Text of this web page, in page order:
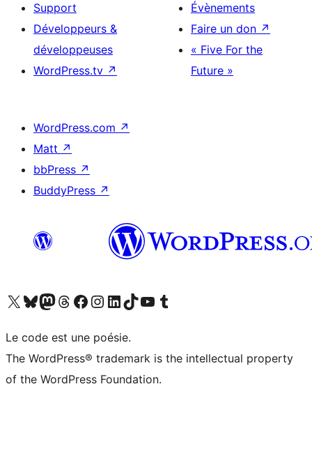
Support
Développeurs &
développeuses
WordPress.tv ↗
Évènements
Faire un don ↗
« Five For the
Future »
WordPress.com ↗
Matt ↗
bbPress ↗
BuddyPress ↗
Visitez notre compte X (précédemment Twitter)
Visiter notre compte Bluesky
Visiter notre compte Mastodon
Visiter notre compte Threads
Consulter notre compte Facebook
Consulter notre compte Instagram
Consulter notre compte LinkedIn
Visiter notre compte TokTok
Visiter notre chaîne YouTube
Visiter notre compte Tumblr
Le code est une poésie.
The WordPress® trademark is the intellectual property
of the WordPress Foundation.